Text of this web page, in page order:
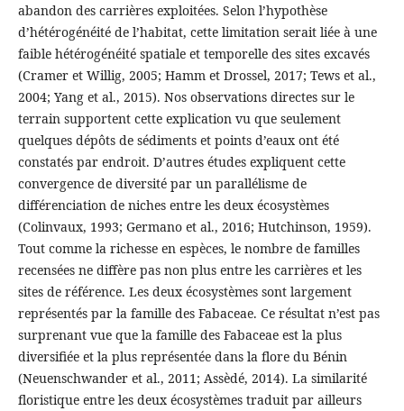
abandon des carrières exploitées. Selon l’hypothèse
d’hétérogénéité de l’habitat, cette limitation serait liée à une
faible hétérogénéité spatiale et temporelle des sites excavés
(Cramer et Willig, 2005; Hamm et Drossel, 2017; Tews et al.,
2004; Yang et al., 2015). Nos observations directes sur le
terrain supportent cette explication vu que seulement
quelques dépôts de sédiments et points d’eaux ont été
constatés par endroit. D’autres études expliquent cette
convergence de diversité par un parallélisme de
différenciation de niches entre les deux écosystèmes
(Colinvaux, 1993; Germano et al., 2016; Hutchinson, 1959).
Tout comme la richesse en espèces, le nombre de familles
recensées ne diffère pas non plus entre les carrières et les
sites de référence. Les deux écosystèmes sont largement
représentés par la famille des Fabaceae. Ce résultat n’est pas
surprenant vue que la famille des Fabaceae est la plus
diversifiée et la plus représentée dans la flore du Bénin
(Neuenschwander et al., 2011; Assèdé, 2014). La similarité
floristique entre les deux écosystèmes traduit par ailleurs